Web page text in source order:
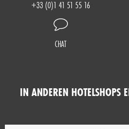
+33 (0)1 41 51 55 16
CHAT
IN ANDEREN HOTELSHOPS